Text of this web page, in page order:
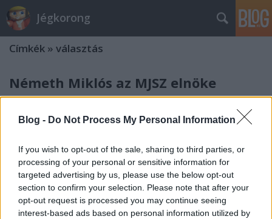
Blog - Do Not Process My Personal Information
If you wish to opt-out of the sale, sharing to third parties, or
processing of your personal or sensitive information for
targeted advertising by us, please use the below opt-out
section to confirm your selection. Please note that after your
opt-out request is processed you may continue seeing
interest-based ads based on personal information utilized by
Jégkorong
Címkék » választás
Németh Miklós az MJSZ elnöke
határtalan lehetőségeket biztosít a tervezett
adótörvény-változtatás, mondta az
jégkorongszövetség közgyűlésén immár új elnökként
Németh Miklós. Az egyetlen jelöltet 68 szavazattal
választotta meg első…